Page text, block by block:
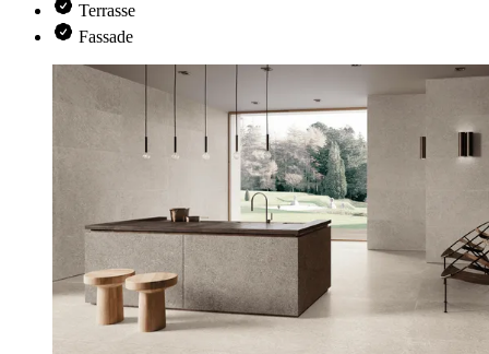
Terrasse
Fassade